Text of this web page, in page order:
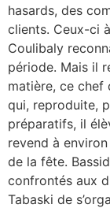
hasards, des
clients. Ceux-ci
Coulibaly
période. Mais il
matière, ce chef
qui, reproduite,
préparatifs, il
revend à
de la fête.
confrontés aux
Tabaski de